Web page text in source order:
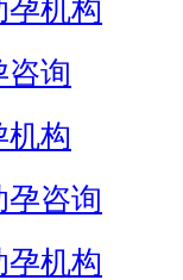
机构
咨询
机构
咨询
机构